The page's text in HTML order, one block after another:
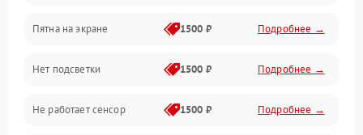
Проблемы с питанием, зарядкой и аккумулятором
Проблемы с работой системы, корпусом и другие
Пятна на экране 1500 ₽ Подробнее →
Нет подсветки 1500 ₽ Подробнее →
Не работает сенсор 1500 ₽ Подробнее →